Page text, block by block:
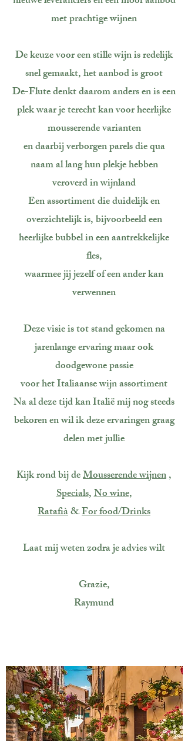
met prachtige wijnen
De keuze voor een stille wijn is redelijk
snel gemaakt, het aanbod is groot
De-Flute denkt daarom anders en is een
plek waar je terecht kan voor heerlijke
mousserende varianten
en daarbij verborgen parels die qua
naam al lang hun plekje hebben
veroverd in wijnland
Een assortiment die duidelijk en
overzichtelijk is, bijvoorbeeld een
heerlijke bubbel in een aantrekkelijke
fles,
waarmee jij jezelf of een ander kan
verwennen
Deze visie is tot stand gekomen na
jarenlange ervaring maar ook
doodgewone passie
voor het Italiaanse wijn assortiment
Na al deze tijd kan Italië mij nog steeds
bekoren en wil ik deze ervaringen graag
delen met jullie
Kijk rond bij deMousserende wijnen,
Specials,No wine,
Ratafià&For food/Drinks
Laat mij weten zodra je advies wilt
Grazie,
Raymund